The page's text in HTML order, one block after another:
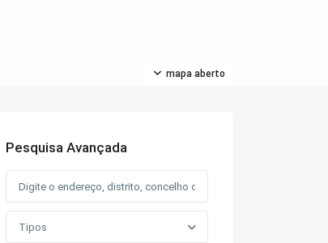
mapa aberto
Pesquisa Avançada
Tipos